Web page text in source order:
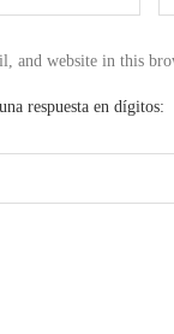
and website in this
respuesta en dígitos: